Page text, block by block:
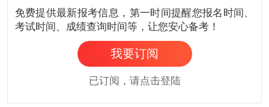
免费提供最新报考信息，第一时间提醒您报名时间、
考试时间、成绩查询时间等，让您安心备考！
我要订阅
已订阅，请点击登陆